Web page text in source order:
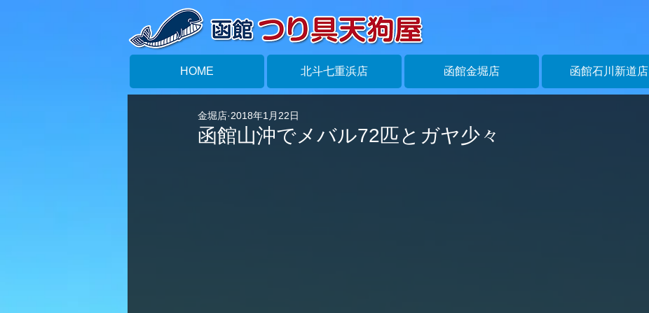
HOME 北斗七重浜店 函館金堀店 函館石川新道店
函館山沖でメバル72匹とガヤ少々
金堀店 2018年1月22日